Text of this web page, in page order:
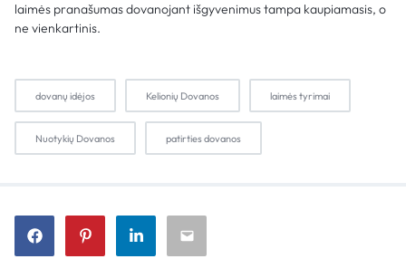
laimės pranašumas dovanojant išgyvenimus tampa kaupiamasis, o
ne vienkartinis.
dovanų idėjos Kelionių Dovanos laimės tyrimai
Nuotykių Dovanos patirties dovanos